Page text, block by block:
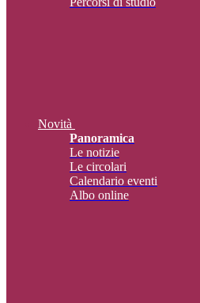
Novità
Panoramica
Le notizie
Le circolari
Calendario eventi
Albo online